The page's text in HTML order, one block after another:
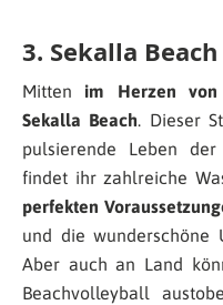
3. Sekalla Beach
Mitten im Herzen von
Sekalla Beach. Dieser
pulsierende Leben
findet ihr zahlreiche
perfekten
und die wunderschöne
Aber auch an Land
Beachvolleyball